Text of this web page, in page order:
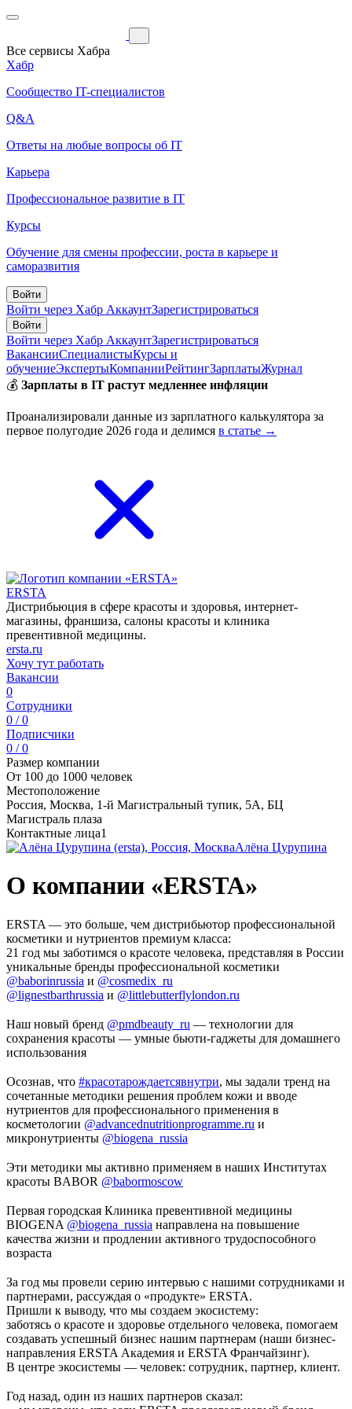
Все сервисы Хабра
Хабр
Сообщество IT-специалистов
Q&A
Ответы на любые вопросы об IT
Карьера
Профессиональное развитие в IT
Курсы
Обучение для смены профессии, роста в карьере и
саморазвития
Войти
Войти через Хабр АккаунтЗарегистрироваться
Войти
Войти через Хабр АккаунтЗарегистрироваться
ВакансииСпециалистыКурсы и
обучениеЭкспертыКомпанииРейтингЗарплатыЖурнал
💰 Зарплаты в IT растут медленнее инфляции
Проанализировали данные из зарплатного калькулятора за
первое полугодие 2026 года и делимся в статье →
ERSTA
Дистрибьюция в сфере красоты и здоровья, интернет-
магазины, франшиза, салоны красоты и клиника
превентивной медицины.
ersta.ru
Хочу тут работать
Вакансии
0
Сотрудники
0 / 0
Подписчики
0 / 0
Размер компании
От 100 до 1000 человек
Местоположение
Россия, Москва, 1-й Магистральный тупик, 5А, БЦ
Магистраль плаза
Контактные лица1
Алёна Цурупина
О компании «ERSTA»
ERSTA — это больше, чем дистрибьютор профессиональной
косметики и нутриентов премиум класса:
21 год мы заботимся о красоте человека, представляя в России
уникальные бренды профессиональной косметики
@baborinrussia и @cosmedix_ru
@lignestbarthrussia и @littlebutterflylondon.ru
Наш новый бренд @pmdbeauty_ru — технологии для
сохранения красоты — умные бьюти-гаджеты для домашнего
использования
Осознав, что #красотарождаетсявнутри, мы задали тренд на
сочетанные методики решения проблем кожи и вводе
нутриентов для профессионального применения в
косметологии @advancednutritionprogramme.ru и
микронутриенты @biogena_russia
Эти методики мы активно применяем в наших Институтах
красоты BABOR @babormoscow
Первая городская Клиника превентивной медицины
BIOGENA @biogena_russia направлена на повышение
качества жизни и продлении активного трудоспособного
возраста
За год мы провели серию интервью с нашими сотрудниками и
партнерами, рассуждая о «продукте» ERSTA.
Пришли к выводу, что мы создаем экосистему:
заботясь о красоте и здоровье отдельного человека, помогаем
создавать успешный бизнес нашим партнерам (наши бизнес-
направления ERSTA Академия и ERSTA Франчайзинг).
В центре экосистемы — человек: сотрудник, партнер, клиент.
Год назад, один из наших партнеров сказал: